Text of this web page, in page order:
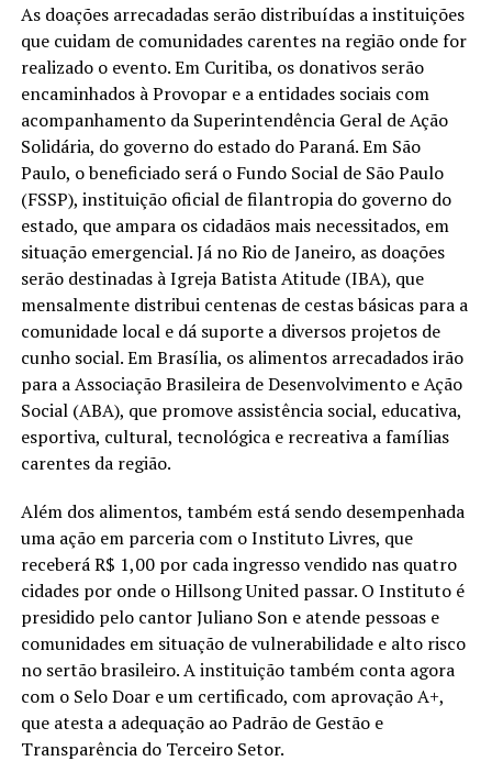
As doações arrecadadas serão distribuídas a instituições
que cuidam de comunidades carentes na região onde for
realizado o evento. Em Curitiba, os donativos serão
encaminhados à Provopar e a entidades sociais com
acompanhamento da Superintendência Geral de Ação
Solidária, do governo do estado do Paraná. Em São
Paulo, o beneficiado será o Fundo Social de São Paulo
(FSSP), instituição oficial de filantropia do governo do
estado, que ampara os cidadãos mais necessitados, em
situação emergencial. Já no Rio de Janeiro, as doações
serão destinadas à Igreja Batista Atitude (IBA), que
mensalmente distribui centenas de cestas básicas para a
comunidade local e dá suporte a diversos projetos de
cunho social. Em Brasília, os alimentos arrecadados irão
para a Associação Brasileira de Desenvolvimento e Ação
Social (ABA), que promove assistência social, educativa,
esportiva, cultural, tecnológica e recreativa a famílias
carentes da região.
Além dos alimentos, também está sendo desempenhada
uma ação em parceria com o Instituto Livres, que
receberá R$ 1,00 por cada ingresso vendido nas quatro
cidades por onde o Hillsong United passar. O Instituto é
presidido pelo cantor Juliano Son e atende pessoas e
comunidades em situação de vulnerabilidade e alto risco
no sertão brasileiro. A instituição também conta agora
com o Selo Doar e um certificado, com aprovação A+,
que atesta a adequação ao Padrão de Gestão e
Transparência do Terceiro Setor.